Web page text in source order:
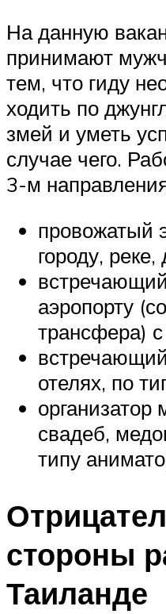
На данную
принимают
тем, что гиду
ходить по
змей и уметь
случае чего.
3-м
провожатый
городу,
аэропорту
трансфера)
отелях, по
организатор
свадеб,
типу
стороны
Таиланде